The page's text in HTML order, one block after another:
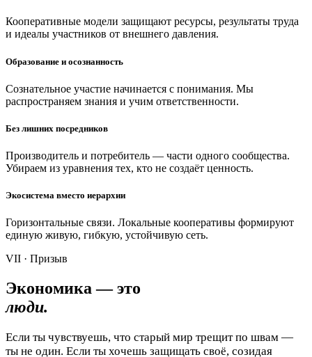
Кооперативные модели защищают ресурсы, результаты труда
и идеалы участников от внешнего давления.
Образование и осознанность
Сознательное участие начинается с понимания. Мы
распространяем знания и учим ответственности.
Без лишних посредников
Производитель и потребитель — части одного сообщества.
Убираем из уравнения тех, кто не создаёт ценность.
Экосистема вместо иерархии
Горизонтальные связи. Локальные кооперативы формируют
единую живую, гибкую, устойчивую сеть.
VII · Призыв
Экономика — это
люди.
Если ты чувствуешь, что старый мир трещит по швам —
ты не один. Если ты хочешь защищать своё, созидая